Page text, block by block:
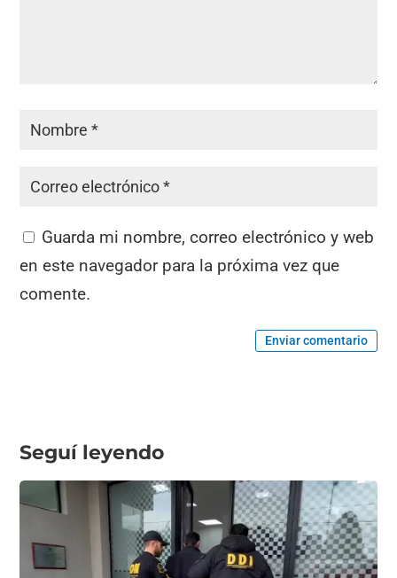
Guarda mi nombre, correo electrónico y web
en este navegador para la próxima vez que
comente.
Enviar comentario
Seguí leyendo